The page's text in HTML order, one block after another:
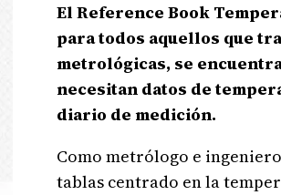
El Reference Book
para todos aquellos que
metrológicas, se
necesitan datos de
diario de medición.
Como metrólogo e
tablas centrado en la